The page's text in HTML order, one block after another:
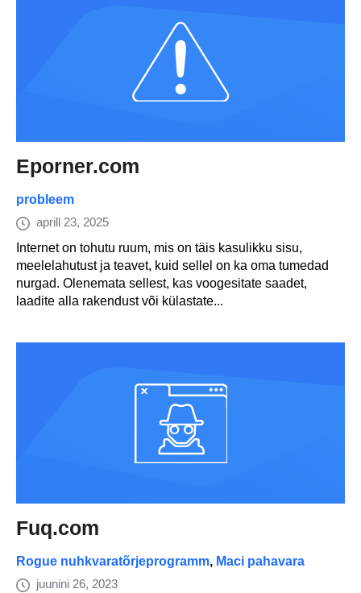
Eporner.com
probleem
aprill 23, 2025
Internet on tohutu ruum, mis on täis kasulikku sisu,
meelelahutust ja teavet, kuid sellel on ka oma tumedad
nurgad. Olenemata sellest, kas voogesitate saadet,
laadite alla rakendust või külastate...
Fuq.com
Rogue nuhkvaratõrjeprogramm, Maci pahavara
juunini 26, 2023